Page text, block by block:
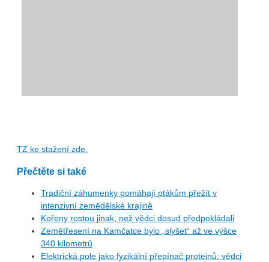
TZ ke stažení zde.
Přečtěte si také
Tradiční záhumenky pomáhají ptákům přežít v
intenzivní zemědělské krajině
Kořeny rostou jinak, než vědci dosud předpokládali
Zemětřesení na Kamčatce bylo „slyšet“ až ve výšce
340 kilometrů
Elektrická pole jako fyzikální přepínač proteinů: vědci